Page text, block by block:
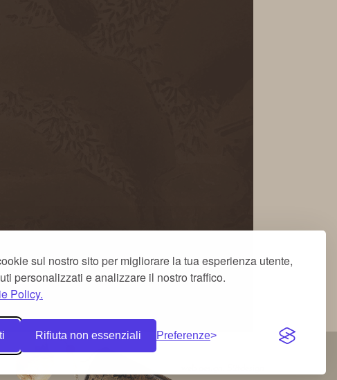
sul nostro sito per migliorare la tua esperienza utente,
personalizzati e analizzare il nostro traffico.
Policy.
Rifiuta non essenziali Preferenze